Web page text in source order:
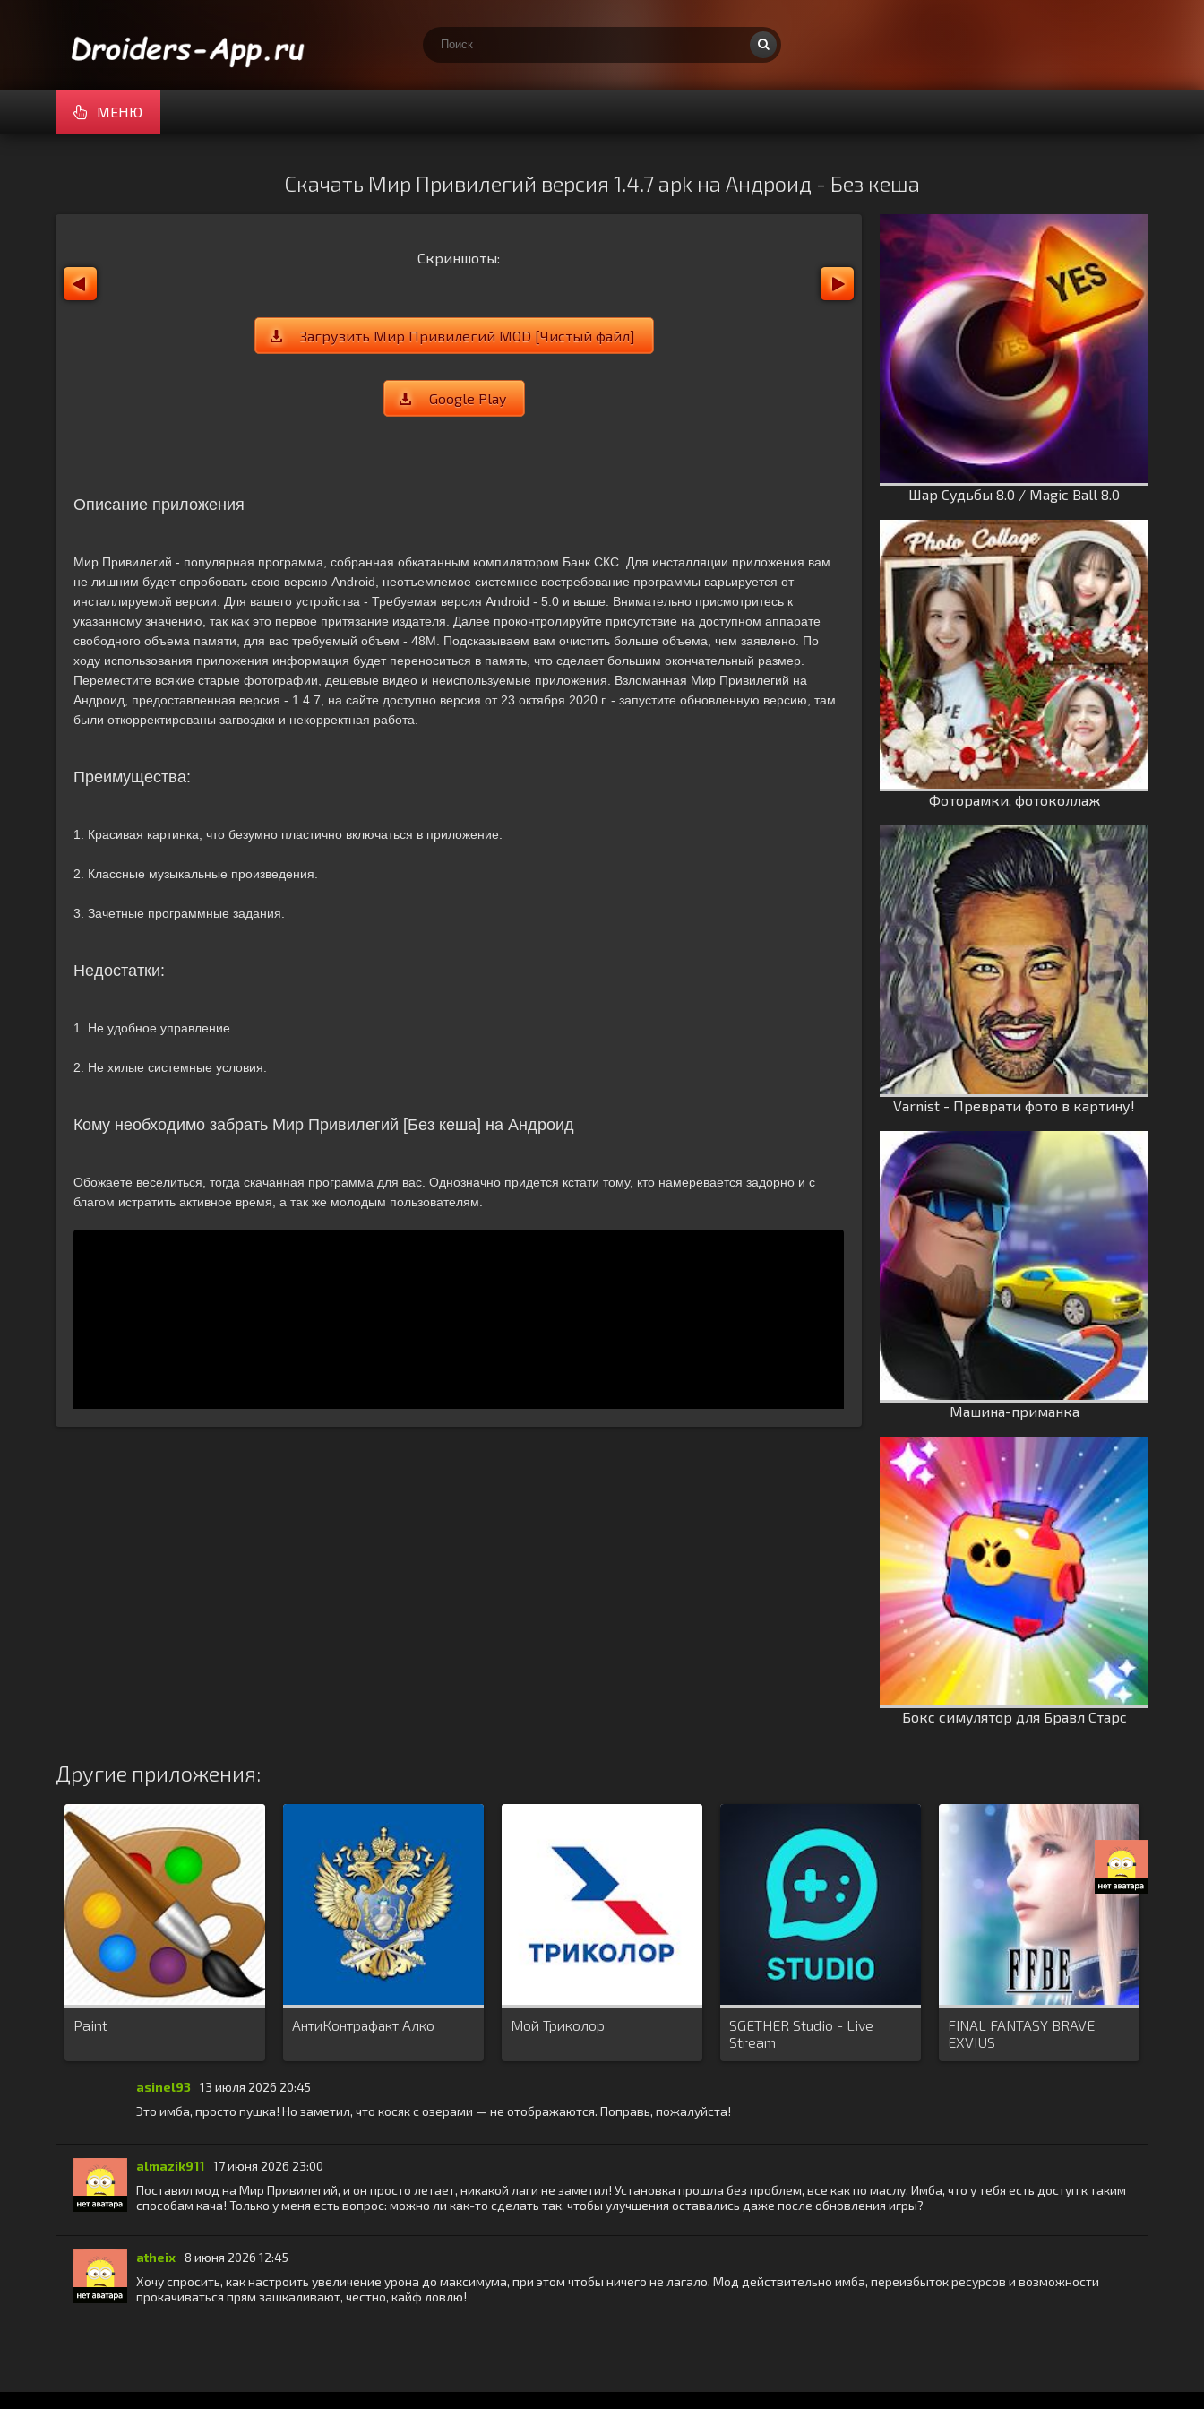
МЕНЮ
Скачать Мир Привилегий версия 1.4.7 apk на Андроид - Без кеша
Скриншоты:
Загрузить Мир Привилегий MOD [Чистый файл]
Google Play
Описание приложения
Мир Привилегий - популярная программа, собранная обкатанным компилятором Банк СКС. Для инсталляции приложения вам
не лишним будет опробовать свою версию Android, неотъемлемое системное востребование программы варьируется от
инсталлируемой версии. Для вашего устройства - Требуемая версия Android - 5.0 и выше. Внимательно присмотритесь к
указанному значению, так как это первое притязание издателя. Далее проконтролируйте присутствие на доступном аппарате
свободного объема памяти, для вас требуемый объем - 48M. Подсказываем вам очистить больше объема, чем заявлено. По
ходу использования приложения информация будет переноситься в память, что сделает большим окончательный размер.
Переместите всякие старые фотографии, дешевые видео и неиспользуемые приложения. Взломанная Мир Привилегий на
Андроид, предоставленная версия - 1.4.7, на сайте доступно версия от 23 октября 2020 г. - запустите обновленную версию, там
были откорректированы загвоздки и некорректная работа.
Преимущества:
1. Красивая картинка, что безумно пластично включаться в приложение.
2. Классные музыкальные произведения.
3. Зачетные программные задания.
Недостатки:
1. Не удобное управление.
2. Не хилые системные условия.
Кому необходимо забрать Мир Привилегий [Без кеша] на Андроид
Обожаете веселиться, тогда скачанная программа для вас. Однозначно придется кстати тому, кто намеревается задорно и с
благом истратить активное время, а так же молодым пользователям.
Шар Судьбы 8.0 / Magic Ball 8.0
Фоторамки, фотоколлаж
Varnist - Преврати фото в картину!
Машина-приманка
Бокс симулятор для Бравл Старс
Другие приложения:
Paint АнтиКонтрафакт Алко Мой Триколор
SGETHER Studio - Live
Stream
FINAL FANTASY BRAVE
EXVIUS
asinel93
13 июля 2026 20:45
Это имба, просто пушка! Но заметил, что косяк с озерами — не отображаются. Поправь, пожалуйста!
almazik911 17 июня 2026 23:00
Поставил мод на Мир Привилегий, и он просто летает, никакой лаги не заметил! Установка прошла без проблем, все как по маслу. Имба, что у тебя есть доступ к таким
способам кача! Только у меня есть вопрос: можно ли как-то сделать так, чтобы улучшения оставались даже после обновления игры?
atheix 8 июня 2026 12:45
Хочу спросить, как настроить увеличение урона до максимума, при этом чтобы ничего не лагало. Мод действительно имба, переизбыток ресурсов и возможности
прокачиваться прям зашкаливают, честно, кайф ловлю!